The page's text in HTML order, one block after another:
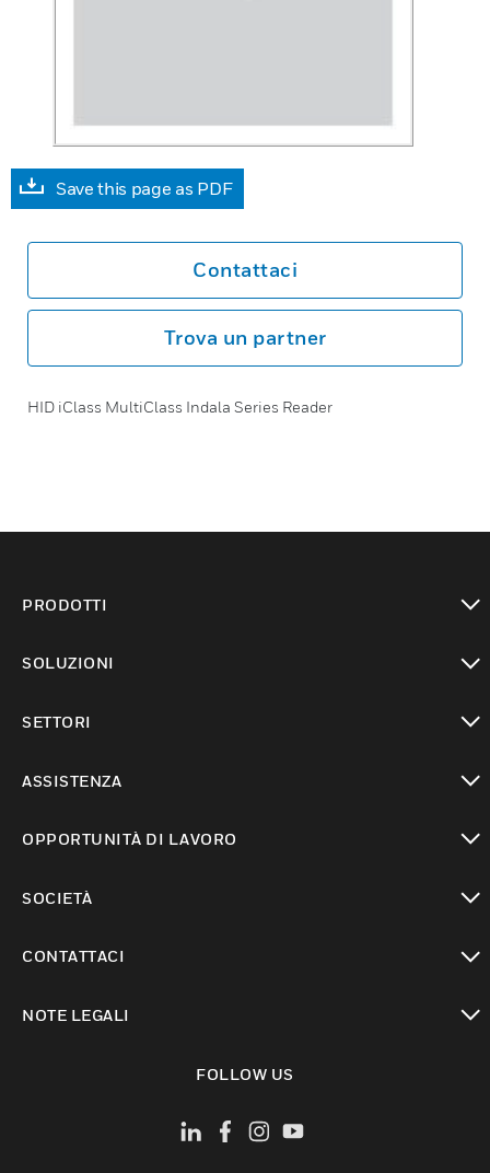
Save this page as PDF
Contattaci
Trova un partner
HID iClass MultiClass Indala Series Reader
PRODOTTI
SOLUZIONI
SETTORI
ASSISTENZA
OPPORTUNITÀ DI LAVORO
SOCIETÀ
CONTATTACI
NOTE LEGALI
FOLLOW US